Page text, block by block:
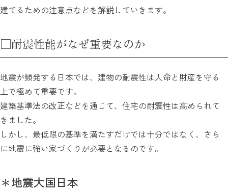
建てるための注意点などを解説していきます。
□耐震性能がなぜ重要なのか
地震が頻発する日本では、建物の耐震性は人命と財産を守る
上で極めて重要です。
建築基準法の改正などを通じて、住宅の耐震性は高められて
きました。
しかし、最低限の基準を満たすだけでは十分ではなく、さら
に地震に強い家づくりが必要となるのです。
＊地震大国日本